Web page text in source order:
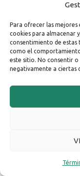
Para ofrecer las mejores
cookies para almacenar
consentimiento de estas
como el
este sitio. No consentir
negativamente a ciertas